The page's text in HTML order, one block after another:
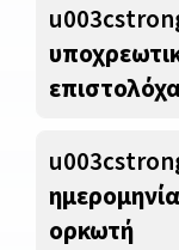
ορκωτή